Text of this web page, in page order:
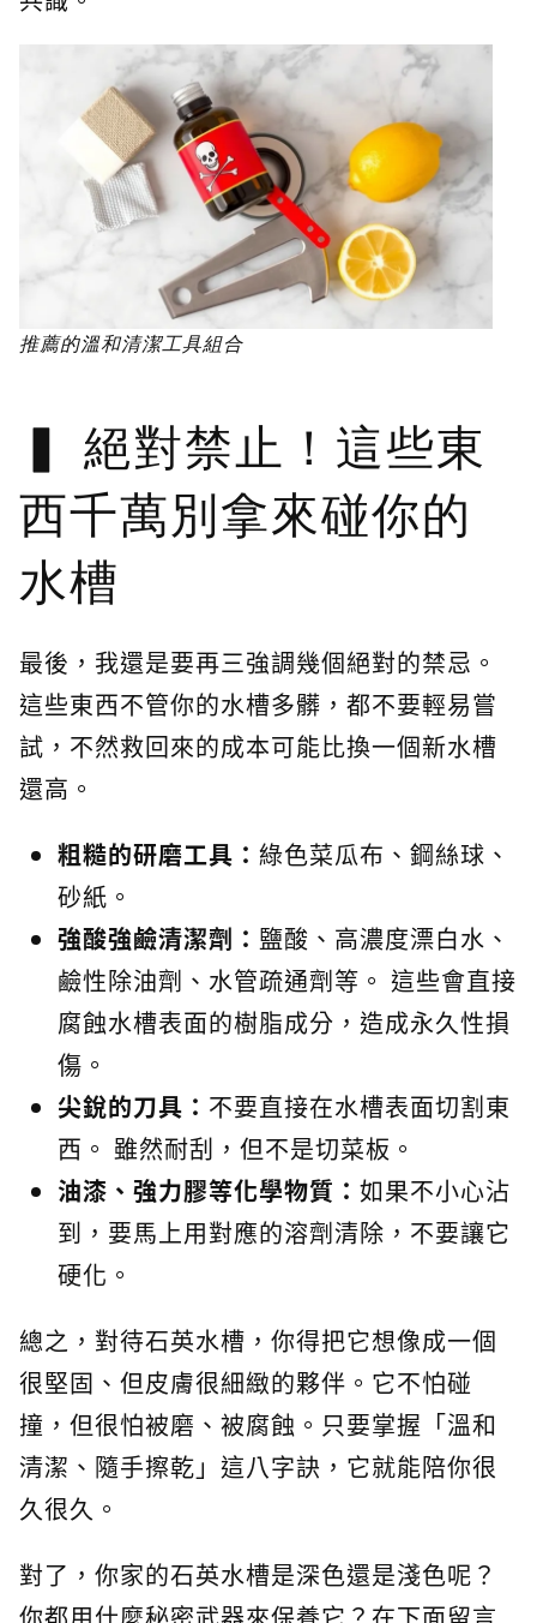
推薦的溫和清潔工具組合
絕對禁止！這些東
西千萬別拿來碰你的
水槽
最後，我還是要再三強調幾個絕對的禁忌。
這些東西不管你的水槽多髒，都不要輕易嘗
試，不然救回來的成本可能比換一個新水槽
還高。
粗糙的研磨工具： 綠色菜瓜布、鋼絲球、
砂紙。
強酸強鹼清潔劑： 鹽酸、高濃度漂白水、
鹼性除油劑、水管疏通劑等。 這些會直接
腐蝕水槽表面的樹脂成分，造成永久性損
傷。
尖銳的刀具： 不要直接在水槽表面切割東
西。 雖然耐刮，但不是切菜板。
油漆、強力膠等化學物質： 如果不小心沾
到，要馬上用對應的溶劑清除，不要讓它
硬化。
總之，對待石英水槽，你得把它想像成一個
很堅固、但皮膚很細緻的夥伴。它不怕碰
撞，但很怕被磨、被腐蝕。只要掌握「溫和
清潔、隨手擦乾」這八字訣，它就能陪你很
久很久。
對了，你家的石英水槽是深色還是淺色呢？